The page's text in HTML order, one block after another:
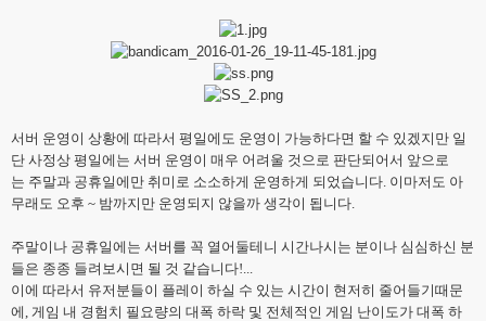
서버 운영이 상황에 따라서 평일에도 운영이 가능하다면 할 수 있겠지만 일
단 사정상 평일에는 서버 운영이 매우 어려울 것으로 판단되어서 앞으로
는 주말과 공휴일에만 취미로 소소하게 운영하게 되었습니다. 이마저도 아
무래도 오후 ~ 밤까지만 운영되지 않을까 생각이 됩니다.
주말이나 공휴일에는 서버를 꼭 열어둘테니 시간나시는 분이나 심심하신 분
들은 종종 들려보시면 될 것 같습니다!...
이에 따라서 유저분들이 플레이 하실 수 있는 시간이 현저히 줄어들기때문
에, 게임 내 경험치 필요량의 대폭 하락 및 전체적인 게임 난이도가 대폭 하